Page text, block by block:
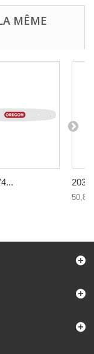
MÊME
50,86